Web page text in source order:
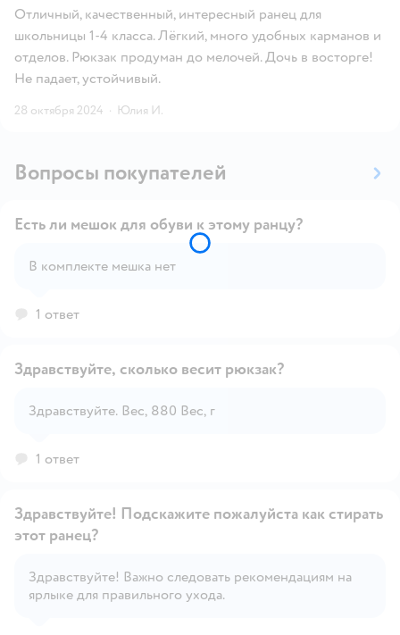
Отличный, качественный, интересный ранец для
школьницы 1-4 класса. Лёгкий, много удобных карманов и
отделов. Рюкзак продуман до мелочей. Дочь в восторге!
Не падает, устойчивый.
28 октября 2024 · Юлия И.
Вопросы покупателей
Есть ли мешок для обуви к этому ранцу?
В комплекте мешка нет
1 ответ
Открыть вопрос
Здравствуйте, сколько весит рюкзак?
Здравствуйте. Вес, 880 Вес, г
1 ответ
Открыть вопрос
Здравствуйте! Подскажите пожалуйста как стирать
этот ранец?
Здравствуйте! Важно следовать рекомендациям на
ярлыке для правильного ухода.